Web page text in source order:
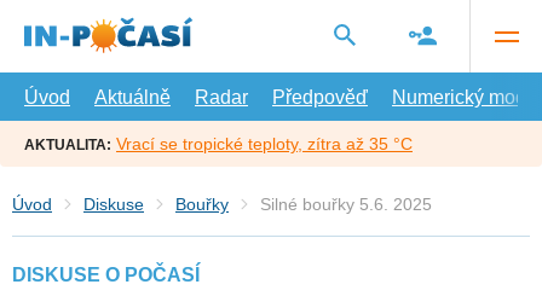
hlavní
Úvod
Aktuálně Radar Předpověď Numerický model
AKTUALITA: Vrací se tropické teploty, zítra až 35 °C
Úvod Diskuse Bouřky Silné bouřky 5.6. 2025
DISKUSE O POČASÍ